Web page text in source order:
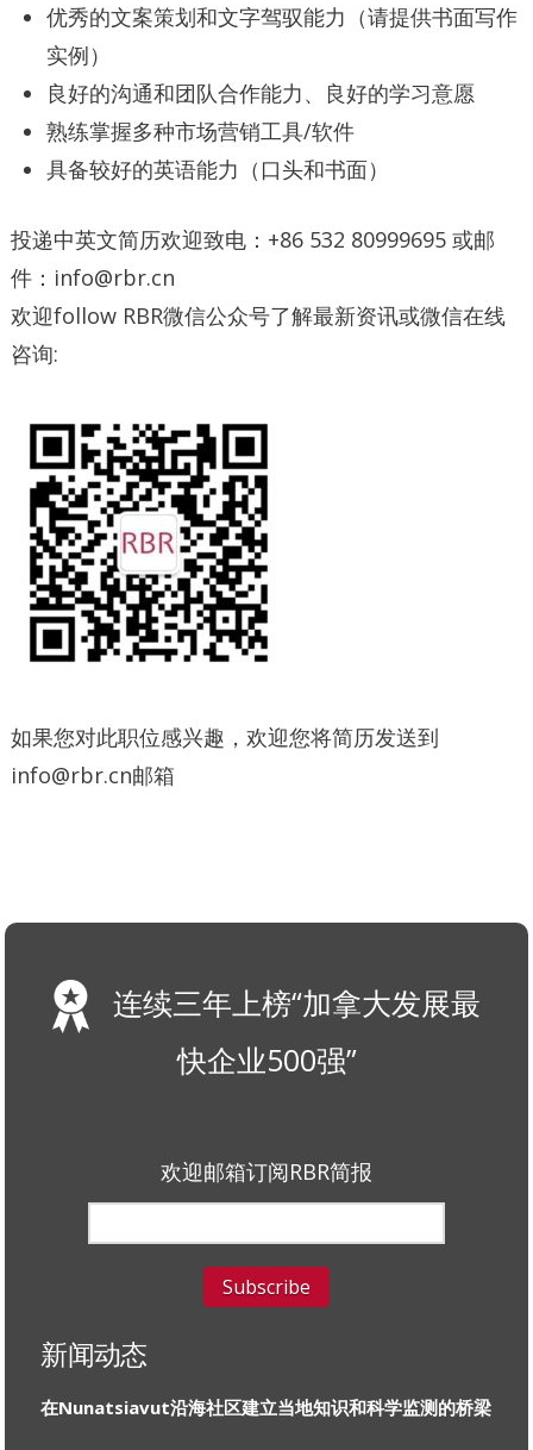
优秀的文案策划和文字驾驭能力（请提供书面写作
实例）
良好的沟通和团队合作能力、良好的学习意愿
熟练掌握多种市场营销工具/软件
具备较好的英语能力（口头和书面）
投递中英文简历欢迎致电：+86 532 80999695 或邮
件：info@rbr.cn
欢迎follow RBR微信公众号了解最新资讯或微信在线
咨询:
如果您对此职位感兴趣，欢迎您将简历发送到
info@rbr.cn邮箱
连续三年上榜“加拿大发展最
快企业500强”
欢迎邮箱订阅RBR简报
新闻动态
在Nunatsiavut沿海社区建立当地知识和科学监测的桥梁